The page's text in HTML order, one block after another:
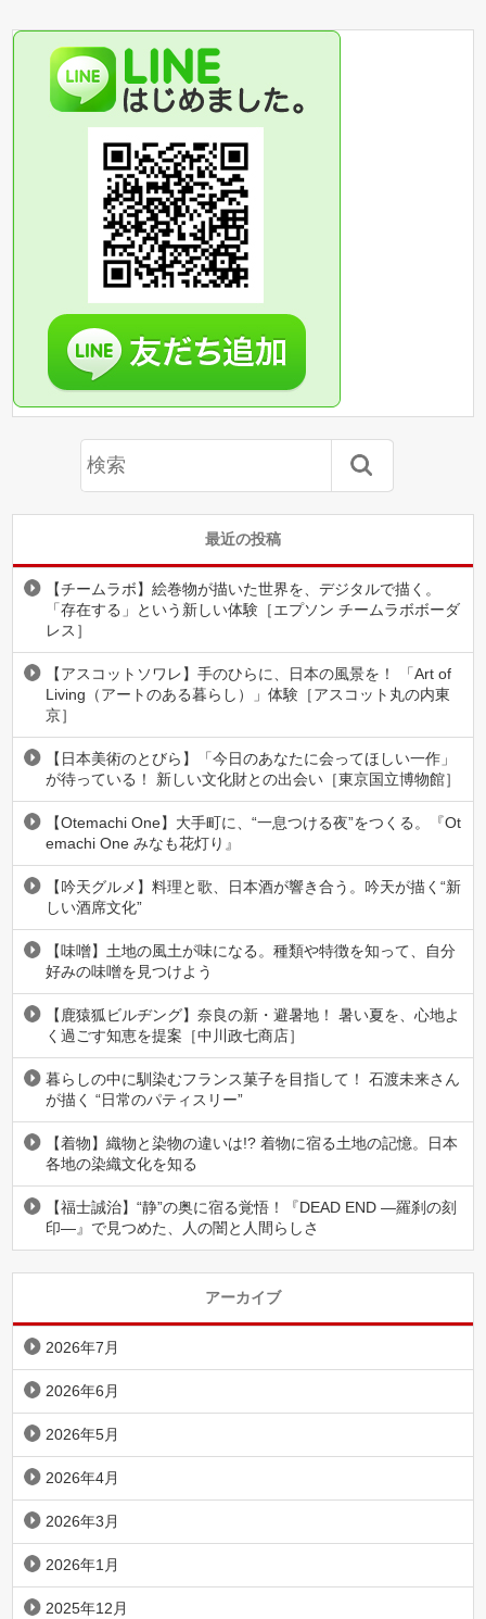
最近の投稿
【チームラボ】絵巻物が描いた世界を、デジタルで描く。
「存在する」という新しい体験［エプソン チームラボボーダ
レス］
【アスコットソワレ】手のひらに、日本の風景を！ 「Art of
Living（アートのある暮らし）」体験［アスコット丸の内東
京］
【日本美術のとびら】「今日のあなたに会ってほしい一作」
が待っている！ 新しい文化財との出会い［東京国立博物館］
【Otemachi One】大手町に、“一息つける夜”をつくる。『Ot
emachi One みなも花灯り』
【吟天グルメ】料理と歌、日本酒が響き合う。吟天が描く“新
しい酒席文化”
【味噌】土地の風土が味になる。種類や特徴を知って、自分
好みの味噌を見つけよう
【鹿猿狐ビルヂング】奈良の新・避暑地！ 暑い夏を、心地よ
く過ごす知恵を提案［中川政七商店］
暮らしの中に馴染むフランス菓子を目指して！ 石渡未来さん
が描く “日常のパティスリー”
【着物】織物と染物の違いは!? 着物に宿る土地の記憶。日本
各地の染織文化を知る
【福士誠治】“静”の奥に宿る覚悟！『DEAD END ―羅刹の刻
印―』で見つめた、人の闇と人間らしさ
アーカイブ
2026年7月
2026年6月
2026年5月
2026年4月
2026年3月
2026年1月
2025年12月